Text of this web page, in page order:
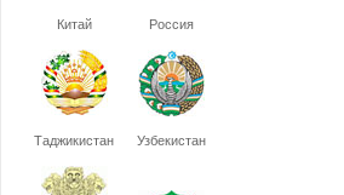
Китай Россия
Таджикистан Узбекистан